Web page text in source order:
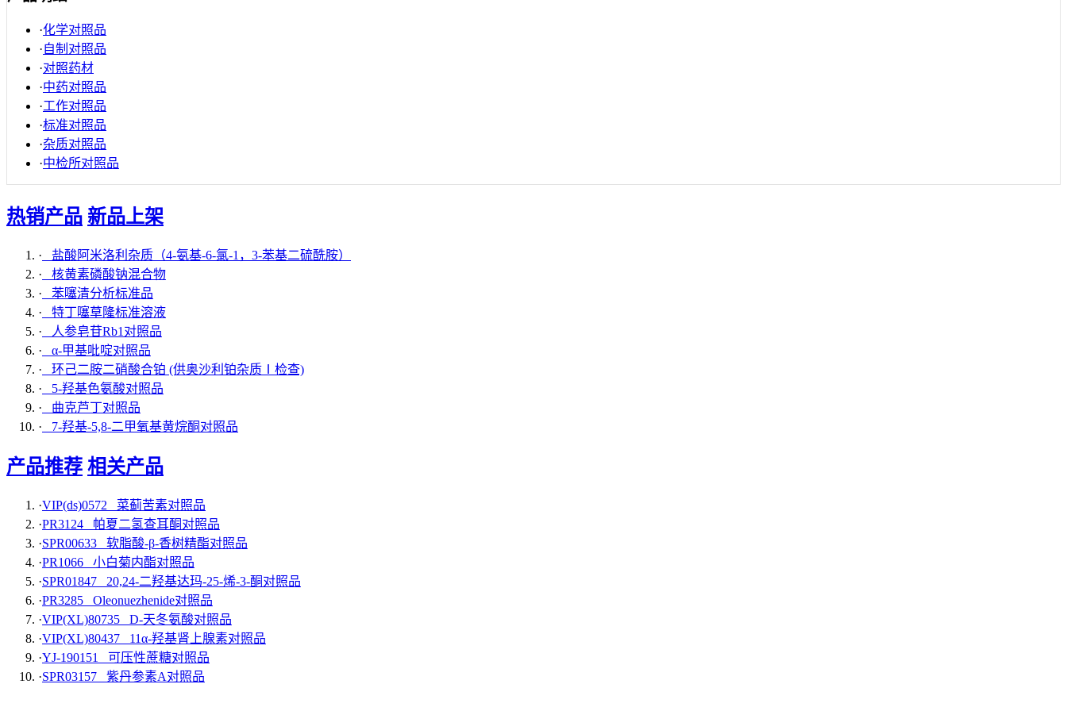
·化学对照品
·自制对照品
·对照药材
·中药对照品
·工作对照品
·标准对照品
·杂质对照品
·中检所对照品
热销产品 新品上架
· 盐酸阿米洛利杂质（4-氨基-6-氯-1，3-苯基二硫酰胺）
· 核黄素磷酸钠混合物
· 苯噻清分析标准品
· 特丁噻草隆标准溶液
· 人参皂苷Rb1对照品
· α-甲基吡啶对照品
· 环己二胺二硝酸合铂 (供奥沙利铂杂质Ⅰ检查)
· 5-羟基色氨酸对照品
· 曲克芦丁对照品
· 7-羟基-5,8-二甲氧基黄烷酮对照品
产品推荐 相关产品
·VIP(ds)0572 菜蓟苦素对照品
·PR3124 帕夏二氢查耳酮对照品
·SPR00633 软脂酸-β-香树精酯对照品
·PR1066 小白菊内酯对照品
·SPR01847 20,24-二羟基达玛-25-烯-3-酮对照品
·PR3285 Oleonuezhenide对照品
·VIP(XL)80735 D-天冬氨酸对照品
·VIP(XL)80437 11α-羟基肾上腺素对照品
·YJ-190151 可压性蔗糖对照品
·SPR03157 紫丹参素A对照品